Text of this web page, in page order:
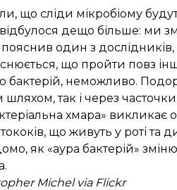
що сліди мікробіому
дещо більше: ми
пояснив один з
що пройти повз
бактерій, неможливо.
так і через
хмара» викликає
що живуть у роті та
як «аура бактерій»
Michel via Flickr